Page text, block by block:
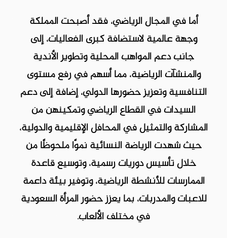
أما في المجال الرياضي، فقد أصبحت المملكة
وجهة عالمية لاستضافة كبرى الفعاليات، إلى
جانب دعم المواهب المحلية وتطوير الأندية
والمنشآت الرياضية، مما أسهم في رفع مستوى
التنافسية وتعزيز حضورها الدولي، إضافة إلى دعم
السيدات في القطاع الرياضي وتمكينهن من
المشاركة والتمثيل في المحافل الإقليمية والدولية،
حيث شهدت الرياضة النسائية نموًا ملحوظًا من
خلال تأسيس دوريات رسمية، وتوسيع قاعدة
الممارسات للأنشطة الرياضية، وتوفير بيئة داعمة
للاعبات والمدربات، بما يعزز حضور المرأة السعودية
في مختلف الألعاب.